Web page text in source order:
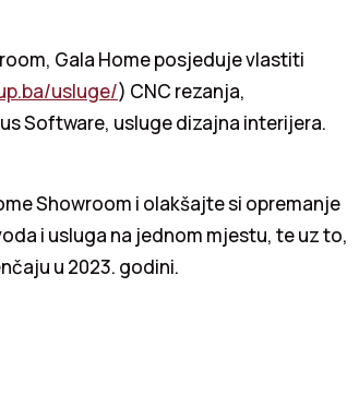
Gala Home posjeduje vlastiti
usluge/) CNC rezanja,
Software, usluge dizajna interijera.
Showroom i olakšajte si opremanje
i usluga na jednom mjestu, te uz to,
u 2023. godini.